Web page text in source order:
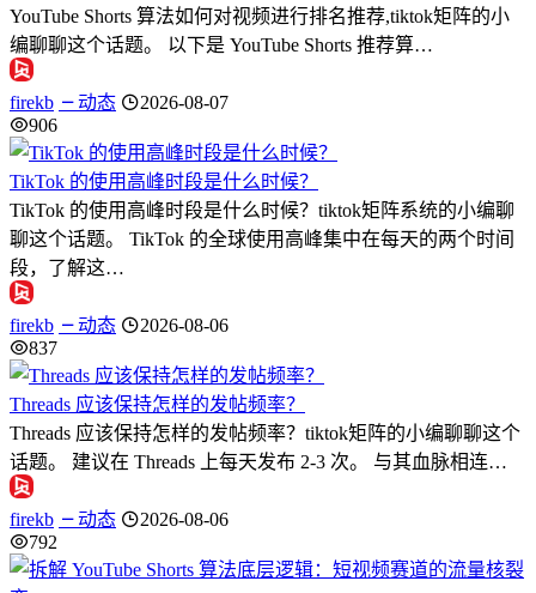
YouTube Shorts 算法如何对视频进行排名推荐,tiktok矩阵的小
编聊聊这个话题。 以下是 YouTube Shorts 推荐算…
firekb 动态
2026-08-07
906
TikTok 的使用高峰时段是什么时候？
TikTok 的使用高峰时段是什么时候？tiktok矩阵系统的小编聊
聊这个话题。 TikTok 的全球使用高峰集中在每天的两个时间
段，了解这…
firekb 动态
2026-08-06
837
Threads 应该保持怎样的发帖频率？
Threads 应该保持怎样的发帖频率？tiktok矩阵的小编聊聊这个
话题。 建议在 Threads 上每天发布 2-3 次。 与其血脉相连…
firekb 动态
2026-08-06
792